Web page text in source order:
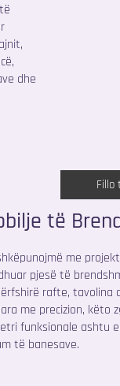
dhe
të
me
pjesë të
rafte, tavolina
me precizion, këto
funksionale ashtu
të banesave.
Fillo